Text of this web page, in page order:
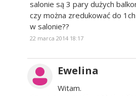
salonie są 3 pary dużych
czy można zredukować do
w salonie??
22 marca 2014 18:17
Ewelina
Witam.